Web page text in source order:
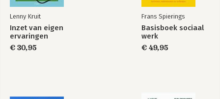
Lenny Kruit
Inzet van eigen
ervaringen
€ 30,95
Frans Spierings
Basisboek sociaal
werk
€ 49,95